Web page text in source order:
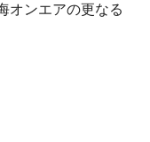
オンエアの更なる